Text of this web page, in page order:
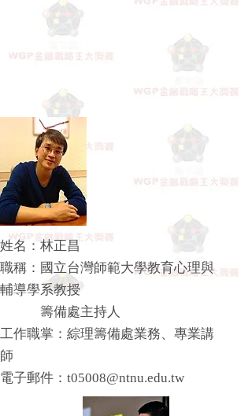
姓名：林正昌
​職稱：國立台灣師範大學教育心理與
輔導學系教授
籌備處主持人
工作職掌：綜理籌備處業務、專業講
師
​電子郵件： t05008@ntnu.edu.tw